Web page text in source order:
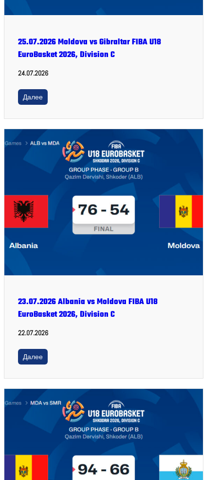
25.07.2026 Moldova vs Gibraltar FIBA U18
EuroBasket 2026, Division C
24.07.2026
Далее
23.07.2026 Albania vs Moldova FIBA U18
EuroBasket 2026, Division C
22.07.2026
Далее